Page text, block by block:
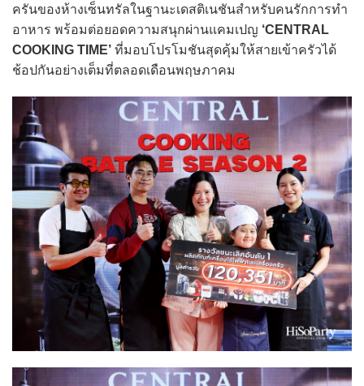
ครันของห้างเซ็นทรัลในฐานะเดสติเนชันสำหรับคนรักการทำ
อาหาร พร้อมต่อยอดความสนุกผ่านแคมเปญ ‘CENTRAL
COOKING TIME’ ที่มอบโปรโมชันสุดคุ้มให้สายเข้าครัวได้
ช้อปกันอย่างเต็มที่ตลอดเดือนพฤษภาคม